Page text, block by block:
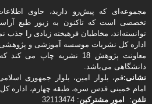
مجموعه‌ای که پیش‌رو دارید،‌ حاوی
تخصصی است که تاکنون به زیور طبع
توانسته‌اند، مخاطبان فرهیخته‌ زیادی را جذب
اداره كل نشریات موسسه آموزشی و
معاونت پژوهش 18 نشریه
دانشگاهی می‌باشد.
نشانی:قم، بلوار امین، بلوار جمهوری
امام خمینی قدس سره، طبقه چهارم، اداره
تلفن: امور مشتركین: 32113474